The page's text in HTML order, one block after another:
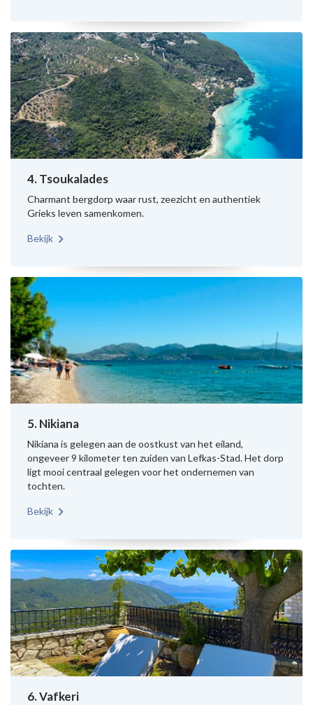
4. Tsoukalades
Charmant bergdorp waar rust, zeezicht en authentiek
Grieks leven samenkomen.
Bekijk
5. Nikiana
Nikiana is gelegen aan de oostkust van het eiland,
ongeveer 9 kilometer ten zuiden van Lefkas-Stad. Het dorp
ligt mooi centraal gelegen voor het ondernemen van
tochten.
Bekijk
6. Vafkeri